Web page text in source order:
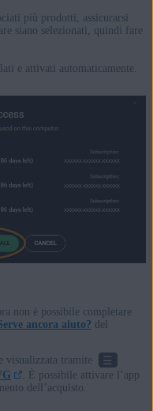
più prodotti, assicurarsi
siano selezionati, quindi fare
e attivati automaticamente.
non è possibile completare
ancora aiuto? del
visualizzata tramite
☰
. È possibile attivare l’app
dell’acquisto.